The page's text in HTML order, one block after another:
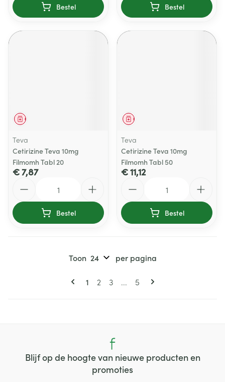
Bestel Bestel
Geneesmiddel
Teva
Cetirizine Teva 10mg
Filmomh Tabl 20
€ 7,87
Bestel
Geneesmiddel
Teva
Cetirizine Teva 10mg
Filmomh Tabl 50
€ 11,12
Bestel
Pagina's
U lees momenteel pagina
1 Pagina
2 Pagina
3 ... Pagina
5
Toon per pagina
Blijf op de hoogte van nieuwe producten en
promoties